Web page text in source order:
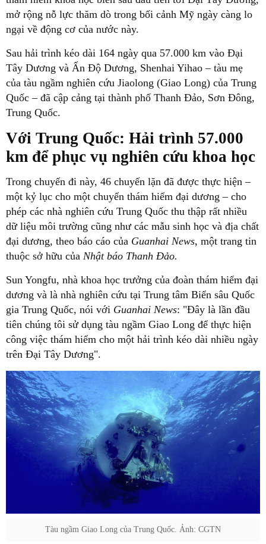
mở rộng nỗ lực thăm dò trong bối cảnh Mỹ ngày càng lo
ngại về động cơ của nước này.
Sau hải trình kéo dài 164 ngày qua 57.000 km vào Đại
Tây Dương và Ấn Độ Dương, Shenhai Yihao – tàu mẹ
của tàu ngầm nghiên cứu Jiaolong (Giao Long) của Trung
Quốc – đã cập cảng tại thành phố Thanh Đảo, Sơn Đông,
Trung Quốc.
Với Trung Quốc: Hải trình 57.000
km để phục vụ nghiên cứu khoa học
Trong chuyến đi này, 46 chuyến lặn đã được thực hiện –
một kỷ lục cho một chuyến thám hiểm đại dương – cho
phép các nhà nghiên cứu Trung Quốc thu thập rất nhiều
dữ liệu môi trường cũng như các mẫu sinh học và địa chất
đại dương, theo báo cáo của Guanhai News, một trang tin
thuộc sở hữu của Nhật báo Thanh Đảo.
Sun Yongfu, nhà khoa học trưởng của đoàn thám hiểm đại
dương và là nhà nghiên cứu tại Trung tâm Biển sâu Quốc
gia Trung Quốc, nói với Guanhai News: "Đây là lần đầu
tiên chúng tôi sử dụng tàu ngầm Giao Long để thực hiện
công việc thám hiểm cho một hải trình kéo dài nhiều ngày
trên Đại Tây Dương".
Tàu ngầm Giao Long của Trung Quốc. Ảnh: CGTN